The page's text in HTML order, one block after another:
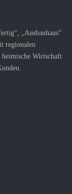
„Ausbauhaus“
regionalen
heimische Wirtschaft